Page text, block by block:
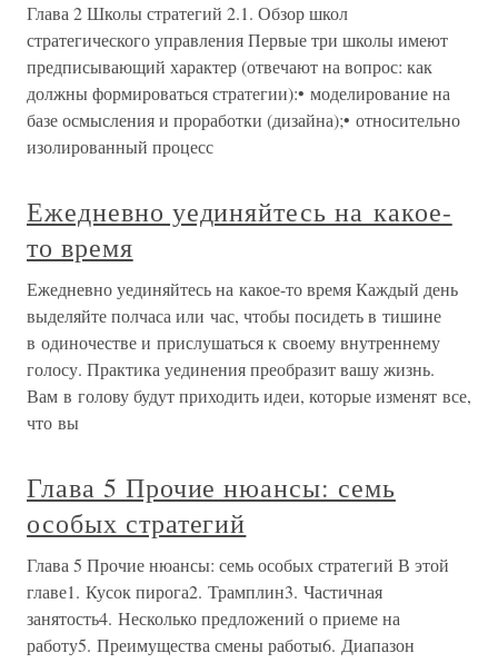
Глава 2 Школы стратегий 2.1. Обзор школ
стратегического управления Первые три школы имеют
предписывающий характер (отвечают на вопрос: как
должны формироваться стратегии):• моделирование на
базе осмысления и проработки (дизайна);• относительно
изолированный процесс
Ежедневно уединяйтесь на какое-
то время
Ежедневно уединяйтесь на какое-то время Каждый день
выделяйте полчаса или час, чтобы посидеть в тишине
в одиночестве и прислушаться к своему внутреннему
голосу. Практика уединения преобразит вашу жизнь.
Вам в голову будут приходить идеи, которые изменят все,
что вы
Глава 5 Прочие нюансы: семь
особых стратегий
Глава 5 Прочие нюансы: семь особых стратегий В этой
главе1. Кусок пирога2. Трамплин3. Частичная
занятость4. Несколько предложений о приеме на
работу5. Преимущества смены работы6. Диапазон